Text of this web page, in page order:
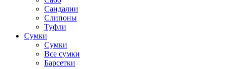
Сандалии
Слипоны
Туфли
Сумки
Сумки
Все сумки
Барсетки